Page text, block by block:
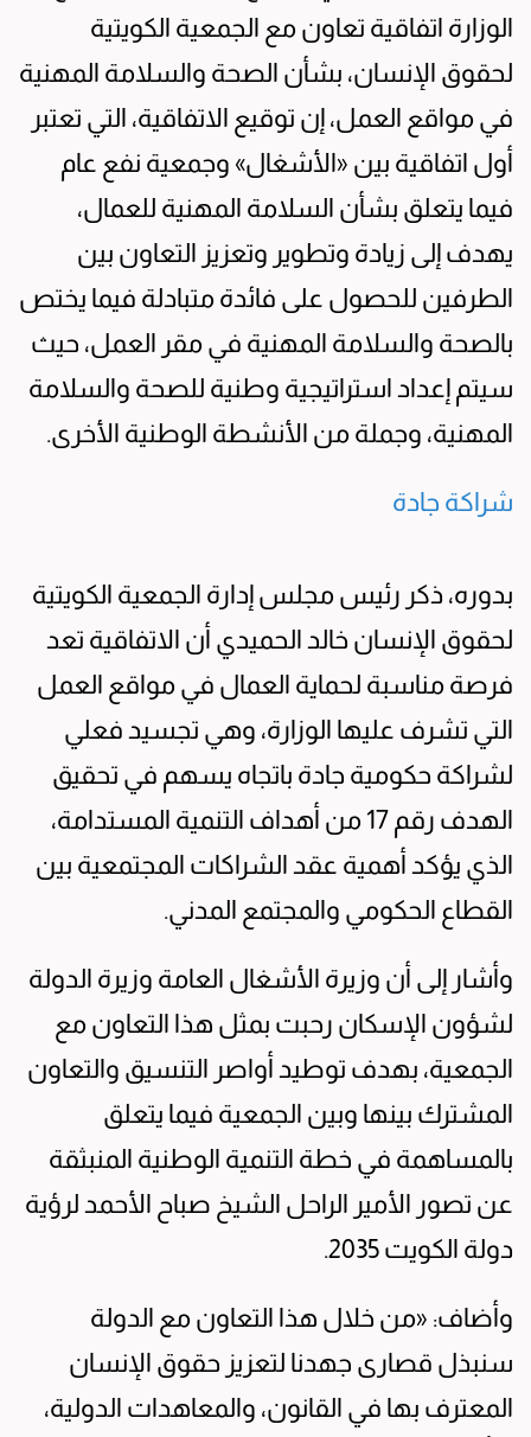
الوزارة اتفاقية تعاون مع الجمعية الكويتية
لحقوق الإنسان، بشأن الصحة والسلامة المهنية
في مواقع العمل، إن توقيع الاتفاقية، التي تعتبر
أول اتفاقية بين «الأشغال» وجمعية نفع عام
فيما يتعلق بشأن السلامة المهنية للعمال،
يهدف إلى زيادة وتطوير وتعزيز التعاون بين
الطرفين للحصول على فائدة متبادلة فيما يختص
بالصحة والسلامة المهنية في مقر العمل، حيث
سيتم إعداد استراتيجية وطنية للصحة والسلامة
المهنية، وجملة من الأنشطة الوطنية الأخرى.
شراكة جادة
بدوره، ذكر رئيس مجلس إدارة الجمعية الكويتية
لحقوق الإنسان خالد الحميدي أن الاتفاقية تعد
فرصة مناسبة لحماية العمال في مواقع العمل
التي تشرف عليها الوزارة، وهي تجسيد فعلي
لشراكة حكومية جادة باتجاه يسهم في تحقيق
الهدف رقم 17 من أهداف التنمية المستدامة،
الذي يؤكد أهمية عقد الشراكات المجتمعية بين
القطاع الحكومي والمجتمع المدني.
وأشار إلى أن وزيرة الأشغال العامة وزيرة الدولة
لشؤون الإسكان رحبت بمثل هذا التعاون مع
الجمعية، بهدف توطيد أواصر التنسيق والتعاون
المشترك بينها وبين الجمعية فيما يتعلق
بالمساهمة في خطة التنمية الوطنية المنبثقة
عن تصور الأمير الراحل الشيخ صباح الأحمد لرؤية
دولة الكويت 2035.
وأضاف: «من خلال هذا التعاون مع الدولة
سنبذل قصارى جهدنا لتعزيز حقوق الإنسان
المعترف بها في القانون، والمعاهدات الدولية،